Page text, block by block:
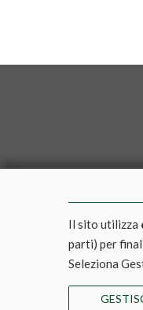
Il sito utilizza
parti) per
Seleziona